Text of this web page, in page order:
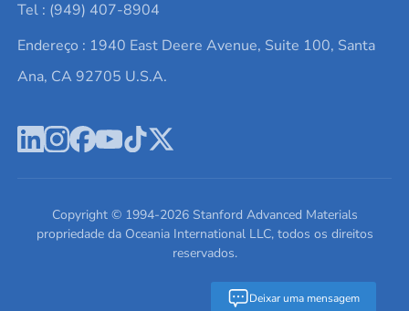
Deixar uma mensagem
Termos e Condições
Política de Privacidade
Alvos de pulverização catódica
Ácido hialurônico
Notícias e blogs
Estudos de caso
Escreva para nós
Tel : (949) 407-8904
Endereço : 1940 East Deere Avenue, Suite 100, Santa
Ana, CA 92705 U.S.A.
Copyright © 1994-2026Stanford Advanced Materials
propriedade da Oceania International LLC, todos os direitos
reservados.